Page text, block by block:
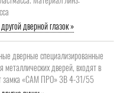
дверной глазок »
дверные специализированные
металлических дверей, входят в
замка «САМ ПРО» ЗВ 4-31/55